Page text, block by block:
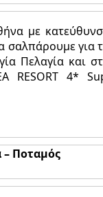
με
σαλπάρουμε για
Πελαγία και
RESORT 4*
Ποταμός